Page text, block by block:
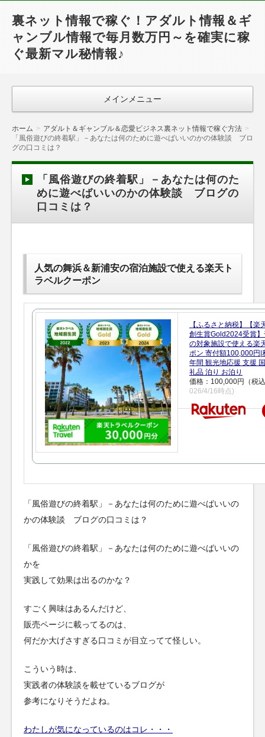
裏ネット情報で稼ぐ！アダルト情報＆ギ
ャンブル情報で毎月数万円～を確実に稼
ぐ最新マル秘情報♪
メインメニュー
ホーム
アダルト＆ギャンブル＆恋愛ビジネス裏ネット情報で稼ぐ方法
「風俗遊びの終着駅」－あなたは何のために遊べばいいのかの体験談 ブロ
グの口コミは？
「風俗遊びの終着駅」－あなたは何のた
めに遊べばいいのかの体験談 ブログの
口コミは？
人気の舞浜＆新浦安の宿泊施設で使える楽天ト
ラベルクーポン
【ふるさと納税】【楽
創生賞Gold2024受賞
の対象施設で使える楽
ポン 寄付額100,000円|
年間 観光地応援 支援
礼品 泊り お泊り
価格：100,000円（税
026/4/16時点)
「風俗遊びの終着駅」－あなたは何のために遊べばいいの
かの体験談 ブログの口コミは？
「風俗遊びの終着駅」－あなたは何のために遊べばいいの
かを
実践して効果は出るのかな？
すごく興味はあるんだけど、
販売ページに載ってるのは、
何だか大げさすぎる口コミが目立ってて怪しい。
こういう時は、
実践者の体験談を載せているブログが
参考になりそうだよね。
わたしが気になっているのはコレ・・・